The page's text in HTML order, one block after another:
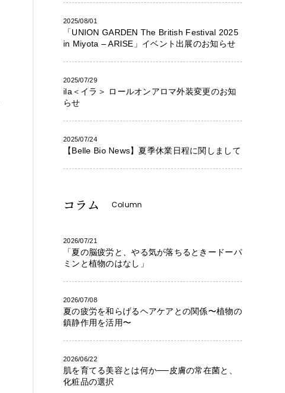
2025/08/01
「UNION GARDEN The British Festival 2025
in Miyota – ARISE」イベント出展のお知らせ
2025/07/29
ila＜イラ＞ ロールオンアロマ外装変更のお知
らせ
2025/07/24
【Belle Bio News】夏季休業日程に関しまして
コラム Column
2026/07/21
「夏の脳疲労と、やる気が落ちるときードーパ
ミンと植物のはなし」
2026/07/08
夏の疲労を和らげるヘアケアとの関係〜植物の
鎮静作用を活用〜
2026/06/22
肌を育てる美容とは何か──皮膚の常在菌と、
化粧品の選択